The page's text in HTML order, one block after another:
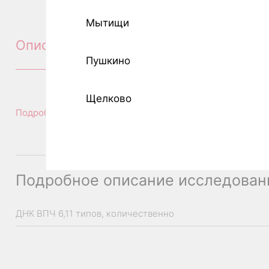
Мытищи
Пушкино
Щелково
Описание
Подробное описание исследования
Подробное описание
ДНК ВПЧ 6,11 типов, количественно